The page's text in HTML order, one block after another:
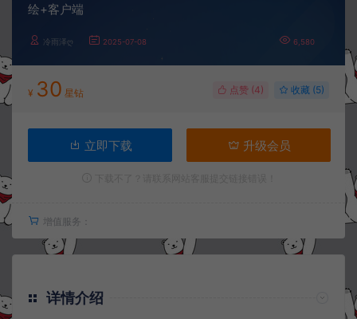
绘+客户端
冷雨泽ღ 2025-07-08 6,580
¥ 30 星钻 点赞 (4) 收藏 (5)
立即下载 升级会员
增值服务：
详情介绍